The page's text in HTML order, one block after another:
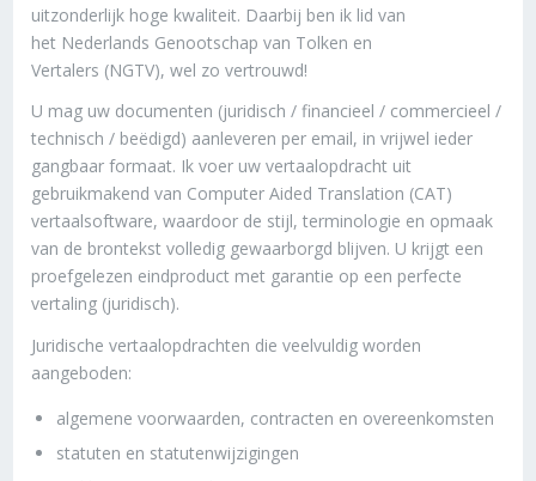
uitzonderlijk hoge kwaliteit. Daarbij ben ik lid van
het Nederlands Genootschap van Tolken en
Vertalers (NGTV), wel zo vertrouwd!
U mag uw documenten (juridisch / financieel / commercieel /
technisch / beëdigd) aanleveren per email, in vrijwel ieder
gangbaar formaat. Ik voer uw vertaalopdracht uit
gebruikmakend van Computer Aided Translation (CAT)
vertaalsoftware, waardoor de stijl, terminologie en opmaak
van de brontekst volledig gewaarborgd blijven. U krijgt een
proefgelezen eindproduct met garantie op een perfecte
vertaling (juridisch).
Juridische vertaalopdrachten die veelvuldig worden
aangeboden:
algemene voorwaarden, contracten en overeenkomsten
statuten en statutenwijzigingen